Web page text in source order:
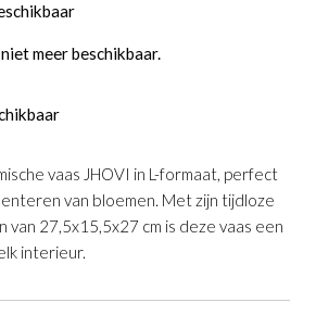
meer beschikbaar.
vaas JHOVI in L-formaat, perfect
van bloemen. Met zijn tijdloze
van 27,5x15,5x27 cm is deze vaas een
interieur.
witis toegevoegd